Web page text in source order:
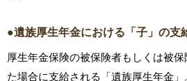
●遺族厚生年金における「子」の支
厚生年金保険の被保険者もしくは被
た場合に支給される「遺族厚生年金